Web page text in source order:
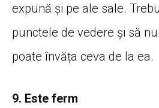
expună și pe ale sale.
punctele de vedere și să
poate învăța ceva de la ea.
9. Este ferm